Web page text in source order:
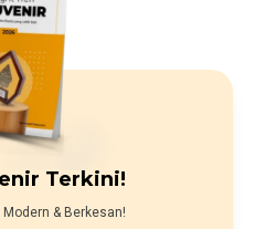
Terkini!
& Berkesan!